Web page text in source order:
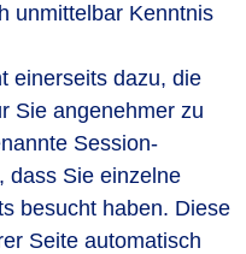
unmittelbar Kenntnis
einerseits dazu, die
Sie angenehmer zu
Session-
dass Sie einzelne
besucht haben. Diese
Seite automatisch